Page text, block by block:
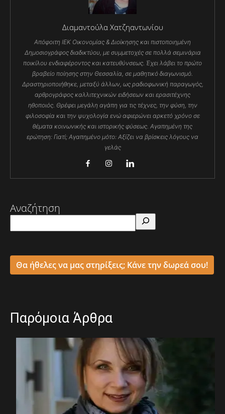
Διαμαντούλα Χατζηαντωνίου
Απόφοιτη ΙΕΚ Οικονομίας & Διοίκησης και πιστοποιημένη
Δημοσιογράφος διαδικτύου, με συμμετοχές σε πολλά σεμινάρια
ποικίλου ενδιαφέροντος και κατευθύνσεως. Έχει λάβει το πρώτο
βραβείο ποίησης στην Θεσσαλία, σε μαθητικό διαγωνισμό.
Δραστηριοποιήθηκε, μεταξύ άλλων, ως ραδιοφωνική παραγωγός,
αρθρογράφος καλλιτεχνικών ειδήσεων και ερασιτέχνης
ηθοποιός. Θρέφει μεγάλη αγάπη για τις τέχνες, την φύση, την
φιλοσοφία και την ψυχολογία ενώ αφιερώνει αρκετό χρόνο σε
θέματα κοινωνικής και ιστορικής φύσεως. Αγαπημένη της
ερώτηση: Γιατί; Αγαπημένο μότο: Αξίζει να βρίσκεις λόγους να
γελάς
Αναζήτηση
Θα ήθελες να μας στηρίξεις; Κάνε την δωρεά σου!
Παρόμοια Άρθρα